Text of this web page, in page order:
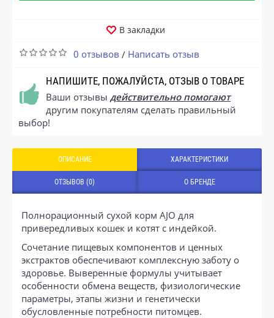
В закладки
0 отзывов / Написать отзыв
НАПИШИТЕ, ПОЖАЛУЙСТА, ОТЗЫВ О ТОВАРЕ
Ваши отзывы действительно помогают
другим покупателям сделать правильный
выбор!
ОПИСАНИЕ ХАРАКТЕРИСТИКИ
ОТЗЫВОВ (0) О БРЕНДЕ
Полнорационный сухой корм AJO для
привередливых кошек и котят с индейкой.
Сочетание пищевых компонентов и ценных
экстрактов обеспечивают комплексную заботу о
здоровье. Выверенные формулы учитывает
особенности обмена веществ, физиологические
параметры, этапы жизни и генетически
обусловленные потребности питомцев.